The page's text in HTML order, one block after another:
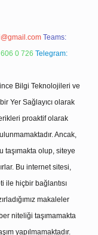
Teams:
0 726 Telegram:
Bilgi Teknolojileri ve
Yer Sağlayıcı olarak
proaktif olarak
Ancak,
taşımakta olup, siteye
Bu internet sitesi,
ile hiçbir bağlantısı
makaleler
niteliği taşımamakta
yapılmamaktadır.